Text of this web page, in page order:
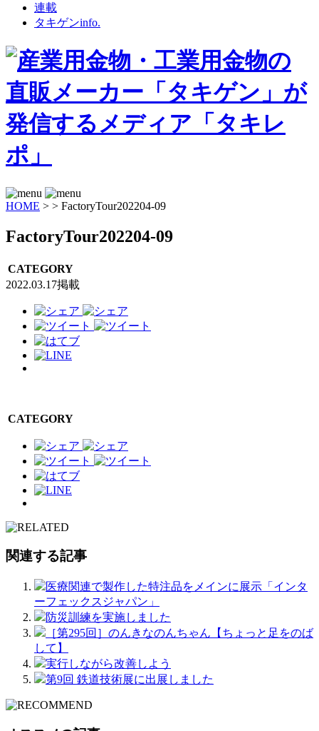
連載
タキゲンinfo.
HOME > > FactoryTour202204-09
FactoryTour202204-09
CATEGORY
2022.03.17掲載
CATEGORY
関連する記事
医療関連で製作した特注品をメインに展示「インタ
ーフェックスジャパン」
防災訓練を実施しました
［第295回］のんきなのんちゃん【ちょっと足をのば
して】
実行しながら改善しよう
第9回 鉄道技術展に出展しました